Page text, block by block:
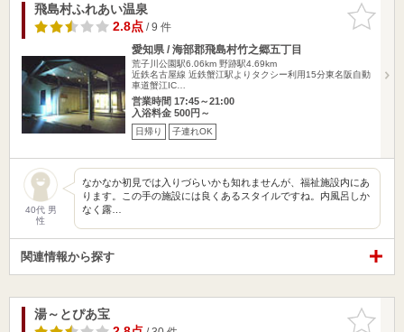
お気に入
りに追加
飛島村ふれあい温泉
2.8点/ 9 件
愛知県 / 海部郡飛島村竹之郷五丁目
荒子川公園駅6.06km 野跡駅4.69km
近鉄名古屋線 近鉄蟹江駅よりタクシー利用15分東名阪自動
車道蟹江IC…
営業時間 17:45～21:00
入浴料金 500円～
日帰り 子連れOK
40代 男
性
なかなか初見では入りづらいかも知れませんが、福祉施設内にあ
ります。この手の施設には良くあるスタイルですね。内風呂しか
なく露…
関連情報から探す
お気に入
りに追加
湯～とぴあ宝